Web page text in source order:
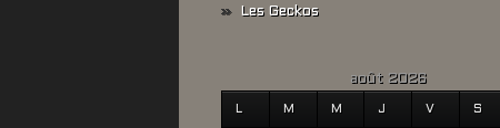
Les Geckos
août 2026
L M M J V S